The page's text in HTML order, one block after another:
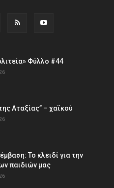
Φύλλο #44
Αταξίας” – χαϊκού
Το κλειδί για την
παιδιών µας